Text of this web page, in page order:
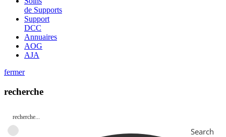
de Supports
Support
DCC
Annuaires
AOG
AJA
fermer
recherche
Search